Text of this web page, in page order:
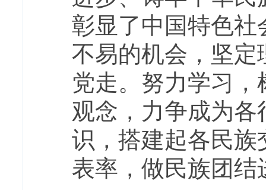
彰显了中国特色
不易的机会，坚
党走。努力学习
观念，力争成为
识，搭建起各民
表率，做民族团